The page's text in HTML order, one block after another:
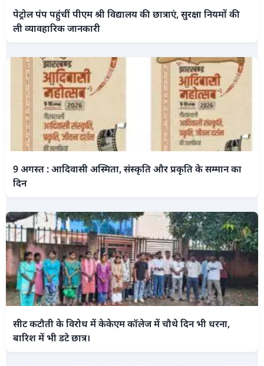
पेट्रोल पंप पहुंचीं पीएम श्री विद्यालय की छात्राएं, सुरक्षा नियमों की
ली व्यावहारिक जानकारी
9 अगस्त : आदिवासी अस्मिता, संस्कृति और प्रकृति के सम्मान का
दिन
सीट कटौती के विरोध में केकेएम कॉलेज में चौथे दिन भी धरना,
बारिश में भी डटे छात्र।